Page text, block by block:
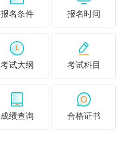
报名条件 报名时间
考试大纲 考试科目
成绩查询 合格证书